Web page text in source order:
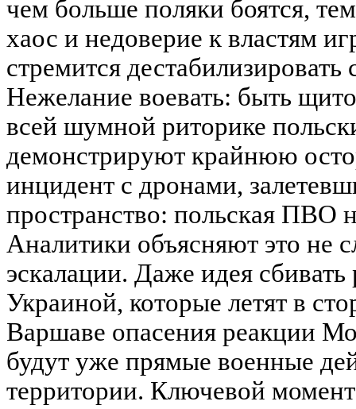
чем больше поляки боятся,
хаос и недоверие к властям
стремится
Нежелание воевать: быть
всей шумной риторике
демонстрируют крайнюю
инцидент с дронами,
пространство: польская ПВО
Аналитики объясняют это не
эскалации. Даже идея
Украиной, которые летят в
Варшаве опасения реакции
будут уже прямые военные
территории. Ключевой